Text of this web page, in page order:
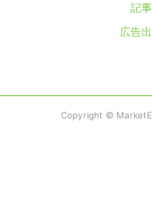
記
広告
Copyright ©